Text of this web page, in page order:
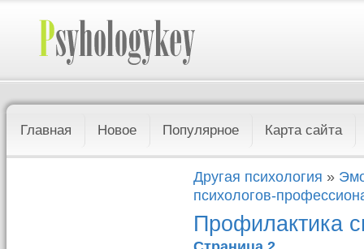
Главная Новое Популярное Карта сайта
Другая психология »
психологов-
Профилактика